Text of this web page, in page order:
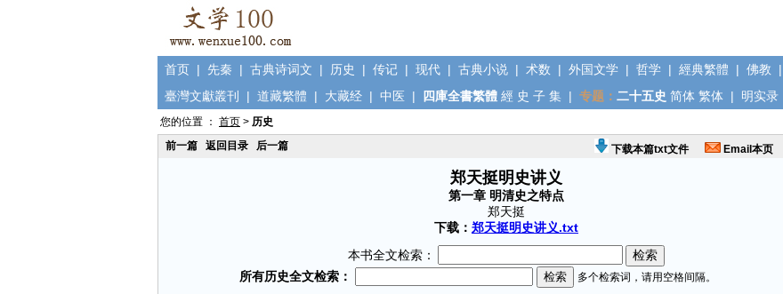
首页 | 先秦 | 古典诗词文 | 历史 | 传记 | 现代 | 古典小说 | 术数 | 外国文学 | 哲学 | 經典繁體 | 佛教 |
臺灣文獻叢刊
| 道藏繁體 | 大藏经 | 中医 | 四庫全書繁體 經 史 子 集 | 专题： 二十五史 简体 繁体 | 明实录
您的位置 ： 首页 > 历史
前一篇
返回目录 后一篇 下载本篇txt文件 Email本页
郑天挺明史讲义
第一章 明清史之特点
郑天挺
下载： 郑天挺明史讲义.txt
本书全文检索：